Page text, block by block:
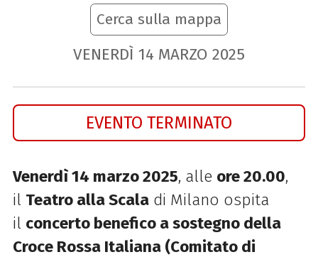
Cerca sulla mappa
VENERDÌ 14 MARZO 2025
EVENTO TERMINATO
Venerdì 14 marzo 2025, alle ore 20.00,
il Teatro allaScaladi Milano ospita
il concerto benefico a sostegno della
Croce Rossa Italiana (Comitato di